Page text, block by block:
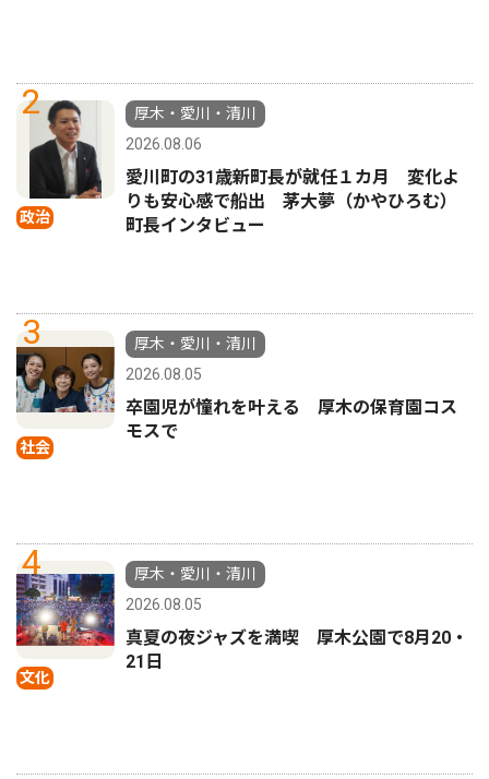
2
政治
厚木・愛川・清川
2026.08.06
愛川町の31歳新町長が就任１カ月 変化よ
りも安心感で船出 茅大夢（かやひろむ）
町長インタビュー
3
社会
厚木・愛川・清川
2026.08.05
卒園児が憧れを叶える 厚木の保育園コス
モスで
4
文化
厚木・愛川・清川
2026.08.05
真夏の夜ジャズを満喫 厚木公園で8月20・
21日